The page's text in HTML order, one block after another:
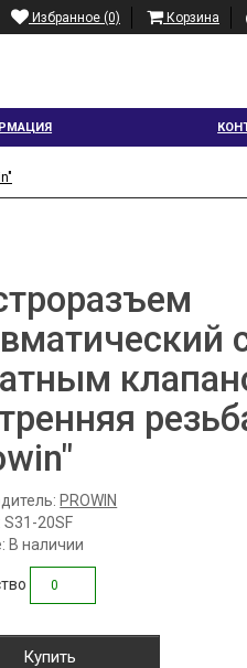
Избранное (0) Корзина
PROWIN
20SF
В наличии
Купить